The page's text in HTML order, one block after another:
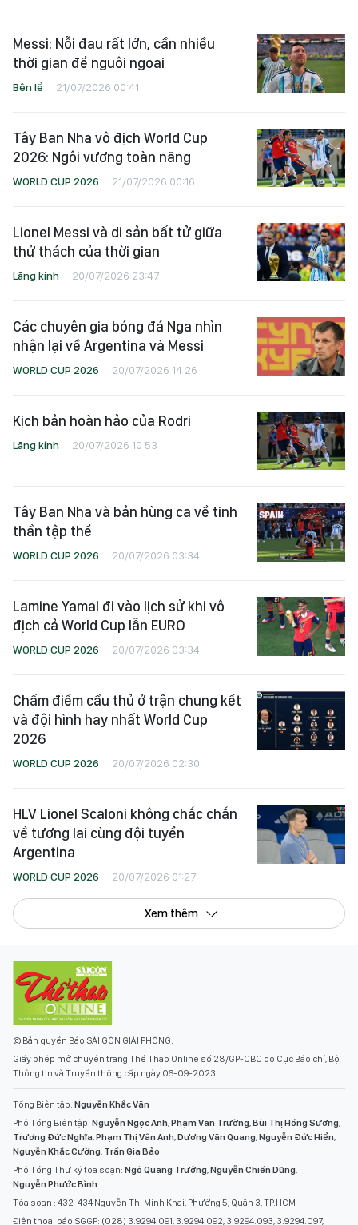
Messi: Nỗi đau rất lớn, cần nhiều
thời gian để nguôi ngoai
Bên lề 21/07/2026 00:41
Tây Ban Nha vô địch World Cup
2026: Ngôi vương toàn năng
WORLD CUP 2026 21/07/2026 00:16
Lionel Messi và di sản bất tử giữa
thử thách của thời gian
Lăng kính 20/07/2026 23:47
Các chuyên gia bóng đá Nga nhìn
nhận lại về Argentina và Messi
WORLD CUP 2026 20/07/2026 14:26
Kịch bản hoàn hảo của Rodri
Lăng kính 20/07/2026 10:53
Tây Ban Nha và bản hùng ca về tinh
thần tập thể
WORLD CUP 2026 20/07/2026 03:34
Lamine Yamal đi vào lịch sử khi vô
địch cả World Cup lẫn EURO
WORLD CUP 2026 20/07/2026 03:34
Chấm điểm cầu thủ ở trận chung kết
và đội hình hay nhất World Cup
2026
WORLD CUP 2026 20/07/2026 02:30
HLV Lionel Scaloni không chắc chắn
về tương lai cùng đội tuyển
Argentina
WORLD CUP 2026 20/07/2026 01:27
Xem thêm
© Bản quyền Báo SÀI GÒN GIẢI PHÓNG.
Giấy phép mở chuyên trang Thể Thao Online số 28/GP-CBC do Cục Báo chí, Bộ
Thông tin và Truyền thông cấp ngày 06-09-2023.
Tổng Biên tập: Nguyễn Khắc Văn
Phó Tổng Biên tập: Nguyễn Ngọc Anh,Phạm Văn Trường,Bùi Thị Hồng Sương,
Trương Đức Nghĩa,Phạm Thị Vân Anh,Dương Văn Quang,Nguyễn Đức Hiển,
Nguyễn Khắc Cường, Trần Gia Bảo
Phó Tổng Thư ký tòa soạn: Ngô Quang Trưởng,Nguyễn Chiến Dũng,
Nguyễn Phước Bình
Tòa soạn : 432-434 Nguyễn Thị Minh Khai, Phường 5, Quận 3, TP.HCM
Điện thoại báo SGGP: (028) 3.9294.091, 3.9294.092, 3.9294.093, 3.9294.097,